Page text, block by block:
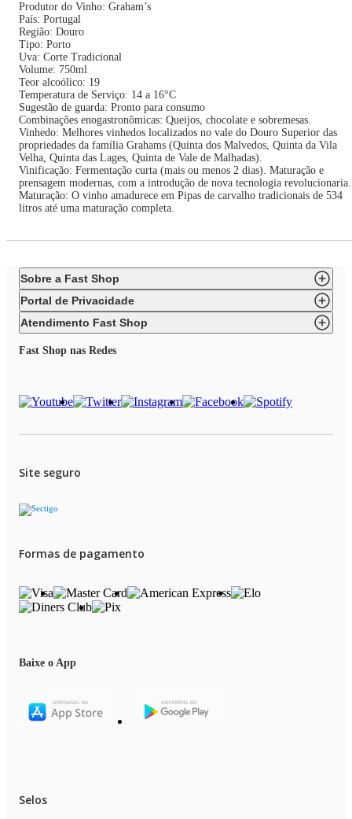
Produtor do Vinho: Graham’s
País: Portugal
Região: Douro
Tipo: Porto
Uva: Corte Tradicional
Volume: 750ml
Teor alcoólico: 19
Temperatura de Serviço: 14 a 16°C
Sugestão de guarda: Pronto para consumo
Combinações enogastronômicas: Queijos, chocolate e sobremesas.
Vinhedo: Melhores vinhedos localizados no vale do Douro Superior das
propriedades da família Grahams (Quinta dos Malvedos, Quinta da Vila
Velha, Quinta das Lages, Quinta de Vale de Malhadas).
Vinificação: Fermentação curta (mais ou menos 2 dias). Maturação e
prensagem modernas, com a introdução de nova tecnologia revolucionaria.
Maturação: O vinho amadurece em Pipas de carvalho tradicionais de 534
litros até uma maturação completa.
Sobre a Fast Shop
Portal de Privacidade
Atendimento Fast Shop
Fast Shop nas Redes
Site seguro
Formas de pagamento
Baixe o App
Selos